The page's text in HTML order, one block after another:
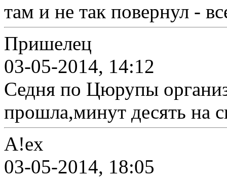
там и не так повернул -
Пришелец
03-05-2014, 14:12
Седня по Цюрупы
прошла,минут десять на
A!ex
03-05-2014, 18:05